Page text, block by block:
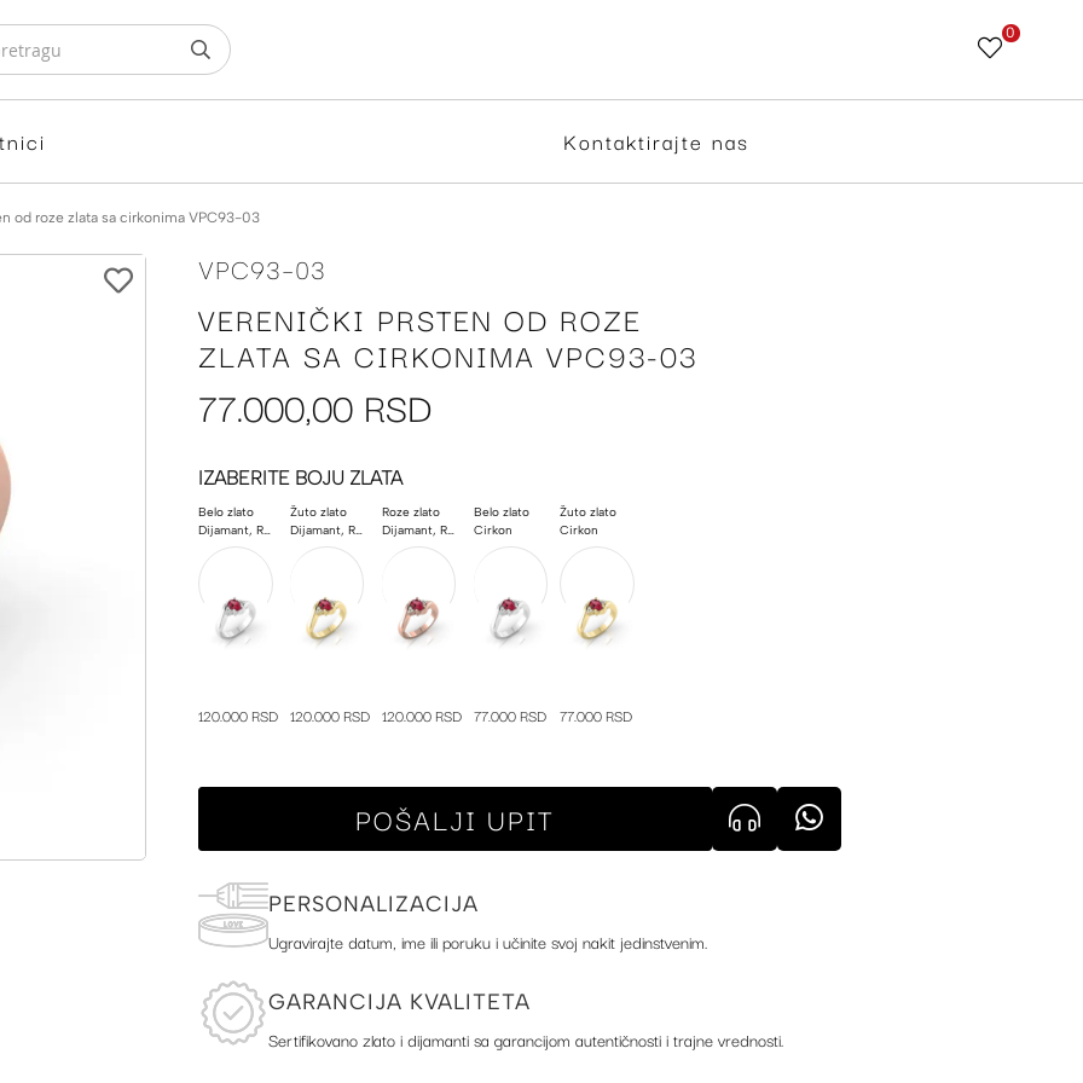
Skip
Content
0
Kontaktirajte nas
od roze zlata sa cirkonima VPC93-03
VERENIČKI PRSTEN OD ROZE
ZLATA SA CIRKONIMA VPC93-03
VPC93-03
77.000,00 RSD
IZABERITE BOJU ZLATA
Belo zlato
Dijamant, Rubin
120.000 RSD
Žuto zlato
Dijamant, Rubin
120.000 RSD
Roze zlato
Dijamant, Rubin
120.000 RSD
Belo zlato
Cirkon
77.000 RSD
Žuto zlato
Cirkon
77.000 RSD
POŠALJI UPIT
PERSONALIZACIJA
Ugravirajte datum, ime ili poruku i učinite svoj nakit jedinstvenim.
GARANCIJA KVALITETA
Sertifikovano zlato i dijamanti sa garancijom autentičnosti i trajne vrednosti.